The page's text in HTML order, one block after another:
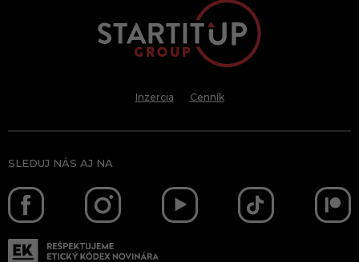
Inzercia Cenník
SLEDUJ NÁS AJ NA